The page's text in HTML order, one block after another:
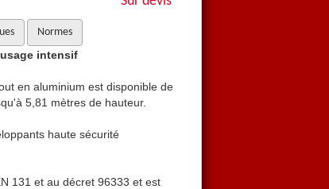
Normes
intensif
en aluminium est disponible de
5,81 mètres de hauteur.
haute sécurité
131 et au décret 96333 et est